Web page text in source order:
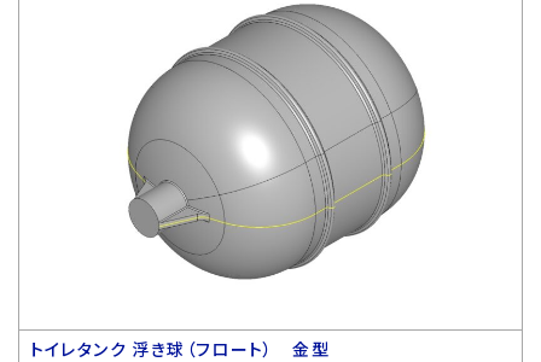
トイレタンク 浮き球（フロート） 金型